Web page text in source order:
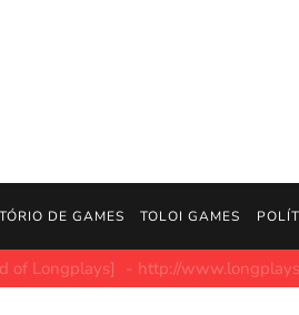
DE GAMES TOLOI GAMES
de caridade impressa sob demanda